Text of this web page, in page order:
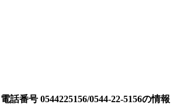
電話番号 0544225156/0544-22-5156の情報